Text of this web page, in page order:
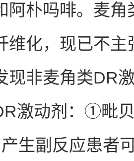
阿朴吗啡。麦
维化，现已不
现非麦角类DR
激动剂：①毗
生副反应患者